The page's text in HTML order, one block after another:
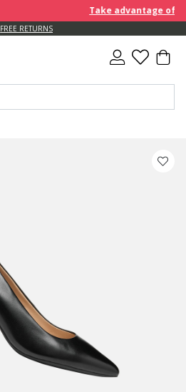
Take advantage of an
FREE RETURNS